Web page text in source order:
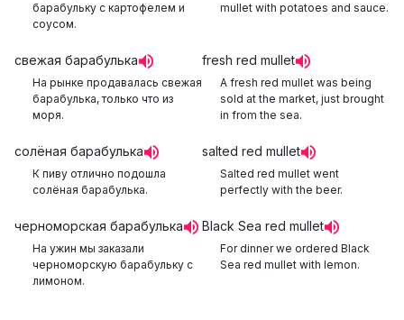
барабульку с картофелем и
соусом.
mullet with potatoes and sauce.
свежая барабулька
На рынке продавалась свежая
барабулька, только что из
моря.
fresh red mullet
A fresh red mullet was being
sold at the market, just brought
in from the sea.
солёная барабулька
К пиву отлично подошла
солёная барабулька.
salted red mullet
Salted red mullet went
perfectly with the beer.
черноморская барабулька
На ужин мы заказали
черноморскую барабульку с
лимоном.
Black Sea red mullet
For dinner we ordered Black
Sea red mullet with lemon.